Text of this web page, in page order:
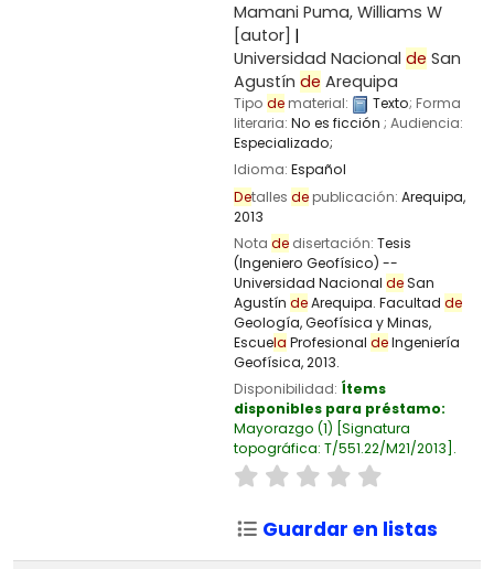
Mamani Puma, Williams W
[autor]
Universidad Nacional de San
Agustín de Arequipa
Tipo dematerial: Texto; Forma
literaria: No es ficción ; Audiencia:
Especializado;
Idioma: Español
Detalles depublicación: Arequipa,
2013
Nota dedisertación: Tesis
(Ingeniero Geofísico) --
Universidad Nacional deSan
Agustín deArequipa. Facultad de
Geología, Geofísica y Minas,
Escuela Profesional deIngeniería
Geofísica, 2013.
Disponibilidad: Ítems
disponibles para préstamo:
Mayorazgo (1) Signatura
topográfica: T/551.22/M21/2013 .
Guardar en listas